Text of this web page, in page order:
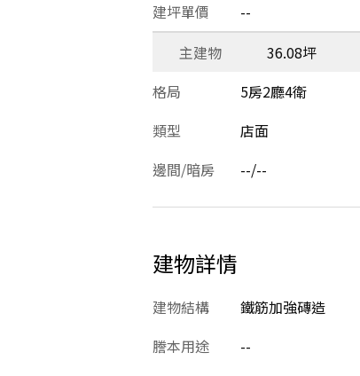
建坪單價 --
主建物
36.08坪
格局
5房2廳4衛
類型
店面
邊間/暗房
--/--
建物詳情
建物結構 鐵筋加強磚造
謄本用途
--